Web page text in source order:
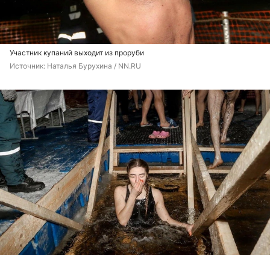
Участник купаний выходит из проруби
Источник: Наталья Бурухина / NN.RU